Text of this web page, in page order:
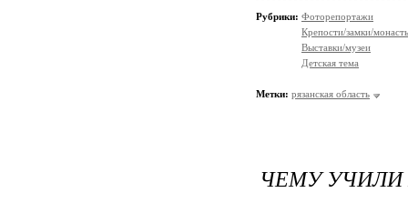
Рубрики: Фоторепортажи
Крепости/замки/
Выставки/музеи
Детская тема
Метки: рязанская область
ЧЕМУ УЧИЛИ